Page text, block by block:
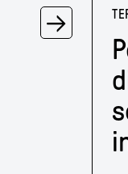
→